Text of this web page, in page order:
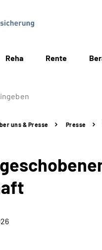
Reha Rente
uns & Presse Presse